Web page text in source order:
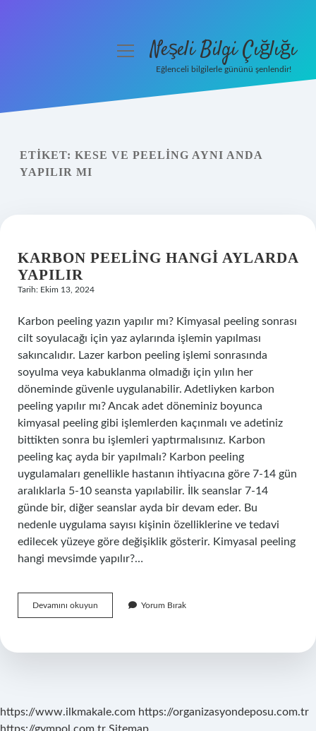
Yasal Uyarı
menüyüNeşeli Bilgi Çığlığı
Eğlenceli bilgilerle gününü şenlendir!
ETIKET: KESE VE PEELING AYNI ANDA
YAPILIR MI
KARBON PEELING HANGI AYLARDA
YAPILIR
Tarih: Ekim 13, 2024
Karbon peeling yazın yapılır mı? Kimyasal peeling sonrası
cilt soyulacağı için yaz aylarında işlemin yapılması
sakıncalıdır. Lazer karbon peeling işlemi sonrasında
soyulma veya kabuklanma olmadığı için yılın her
döneminde güvenle uygulanabilir. Adetliyken karbon
peeling yapılır mı? Ancak adet döneminiz boyunca
kimyasal peeling gibi işlemlerden kaçınmalı ve adetiniz
bittikten sonra bu işlemleri yaptırmalısınız. Karbon
peeling kaç ayda bir yapılmalı? Karbon peeling
uygulamaları genellikle hastanın ihtiyacına göre 7-14 gün
aralıklarla 5-10 seansta yapılabilir. İlk seanslar 7-14
günde bir, diğer seanslar ayda bir devam eder. Bu
nedenle uygulama sayısı kişinin özelliklerine ve tedavi
edilecek yüzeye göre değişiklik gösterir. Kimyasal peeling
hangi mevsimde yapılır?…
Devamını okuyun
Peeling
Yapılır
Yorum Bırak
https://www.ilkmakale.com https://organizasyondeposu.com.tr